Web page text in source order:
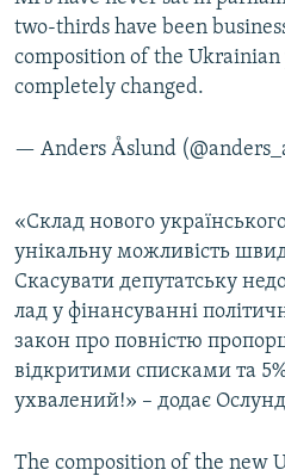
two-thirds have been
composition of the
completely changed.
— Anders Åslund
«Склад нового
унікальну можливість
Скасувати депутатську
лад у фінансуванні
закон про повністю
відкритими списками та
ухвалений!» – додає
The composition of the new